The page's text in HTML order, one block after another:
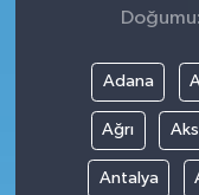
Adana
Ağrı
Antalya